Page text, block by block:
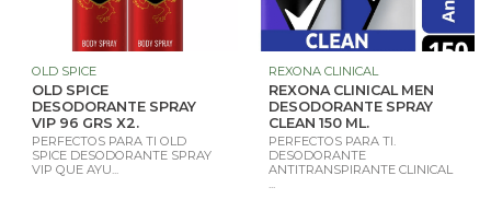
OLD SPICE
OLD SPICE
DESODORANTE SPRAY
VIP 96 GRS X2.
PERFECTOS PARA TI OLD
SPICE DESODORANTE SPRAY
VIP QUE AYU...
REXONA CLINICAL
REXONA CLINICAL MEN
DESODORANTE SPRAY
CLEAN 150 ML.
PERFECTOS PARA TI.
DESODORANTE
ANTITRANSPIRANTE CLINICAL
...